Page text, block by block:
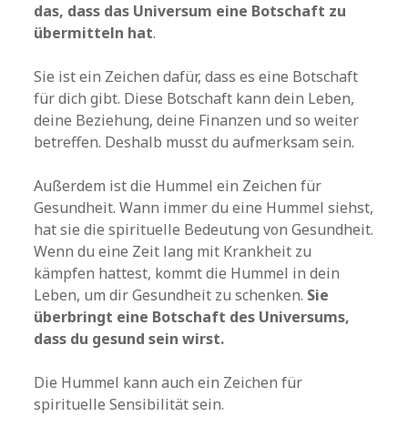
das, dass das Universum eine Botschaft zu
übermitteln hat.
Sie ist ein Zeichen dafür, dass es eine Botschaft
für dich gibt. Diese Botschaft kann dein Leben,
deine Beziehung, deine Finanzen und so weiter
betreffen. Deshalb musst du aufmerksam sein.
Außerdem ist die Hummel ein Zeichen für
Gesundheit. Wann immer du eine Hummel siehst,
hat sie die spirituelle Bedeutung von Gesundheit.
Wenn du eine Zeit lang mit Krankheit zu
kämpfen hattest, kommt die Hummel in dein
Leben, um dir Gesundheit zu schenken. Sie
überbringt eine Botschaft des Universums,
dass du gesund sein wirst.
Die Hummel kann auch ein Zeichen für
spirituelle Sensibilität sein.